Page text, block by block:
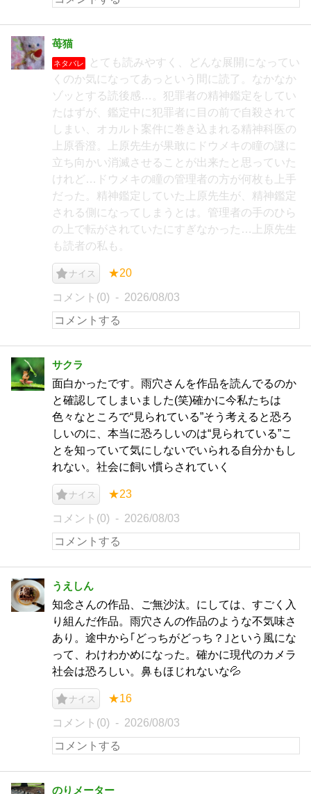
苺猫
ネタバレ
とても読みやすく、どんな展開になってい
くのか気になってあっという間に読了。なかなか
ゾッとする読後感…。犯罪者の精神鑑定をしてい
たはずが、鑑定中に犯罪者に目の前で自殺されて
しまい、オカルト案件に巻き込まれる精神科医の
上原香澄。上原先生が果敢にドウメキの瞳の謎に
立ち向かい消滅させることが出来たと思っていた
けれど…ドウメキの瞳の管理者の方が何枚も上手
だった。精神鑑定していた上原先生が、精神鑑定
される側になってしまうとは。管理者の手のひら
の上で転がされていたにすぎなかった…上原先生
も読者の私も。
ナイス ★20
コメント(0) 2026/08/03
サクラ
面白かったです。雨穴さんを作品を読んでるのか
と確認してしまいました(笑)確かに今私たちは
色々なところで“見られている”そう考えると恐ろ
しいのに、本当に恐ろしいのは“見られている”こ
とを知っていて気にしないでいられる自分かもし
れない。社会に飼い慣らされていく
ナイス ★23
コメント(0) 2026/08/03
うえしん
知念さんの作品、ご無沙汰。にしては、すごく入
り組んだ作品。雨穴さんの作品のような不気味さ
あり。途中から｢どっちがどっち？｣という風にな
って、わけわかめになった。確かに現代のカメラ
社会は恐ろしい。鼻もほじれないな💦
ナイス ★16
コメント(0) 2026/08/03
のりメーター